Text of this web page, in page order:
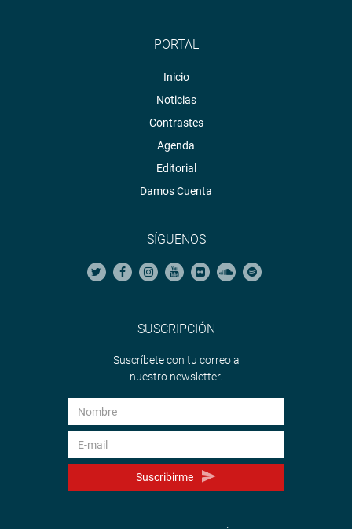
PORTAL
Inicio
Noticias
Contrastes
Agenda
Editorial
Damos Cuenta
SÍGUENOS
SUSCRIPCIÓN
Suscríbete con tu correo a
nuestro newsletter.
Suscribirme